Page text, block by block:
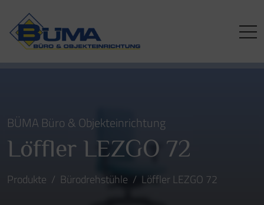
BÜMA Büro & Objekteinrichtung
Löffler LEZGO 72
Produkte Bürodrehstühle Löffler LEZGO 72